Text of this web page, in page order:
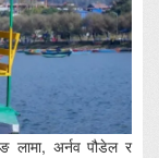
लामा, अर्नव पौडेल र